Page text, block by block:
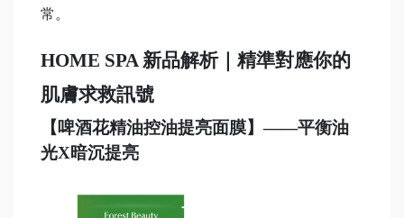
常。
HOME SPA 新品解析｜精準對應你的
肌膚求救訊號
【啤酒花精油控油提亮面膜】——平衡油
光X暗沉提亮